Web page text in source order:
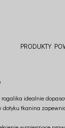
PRODUKTY
rogalika idealnie
dotyku tkanina